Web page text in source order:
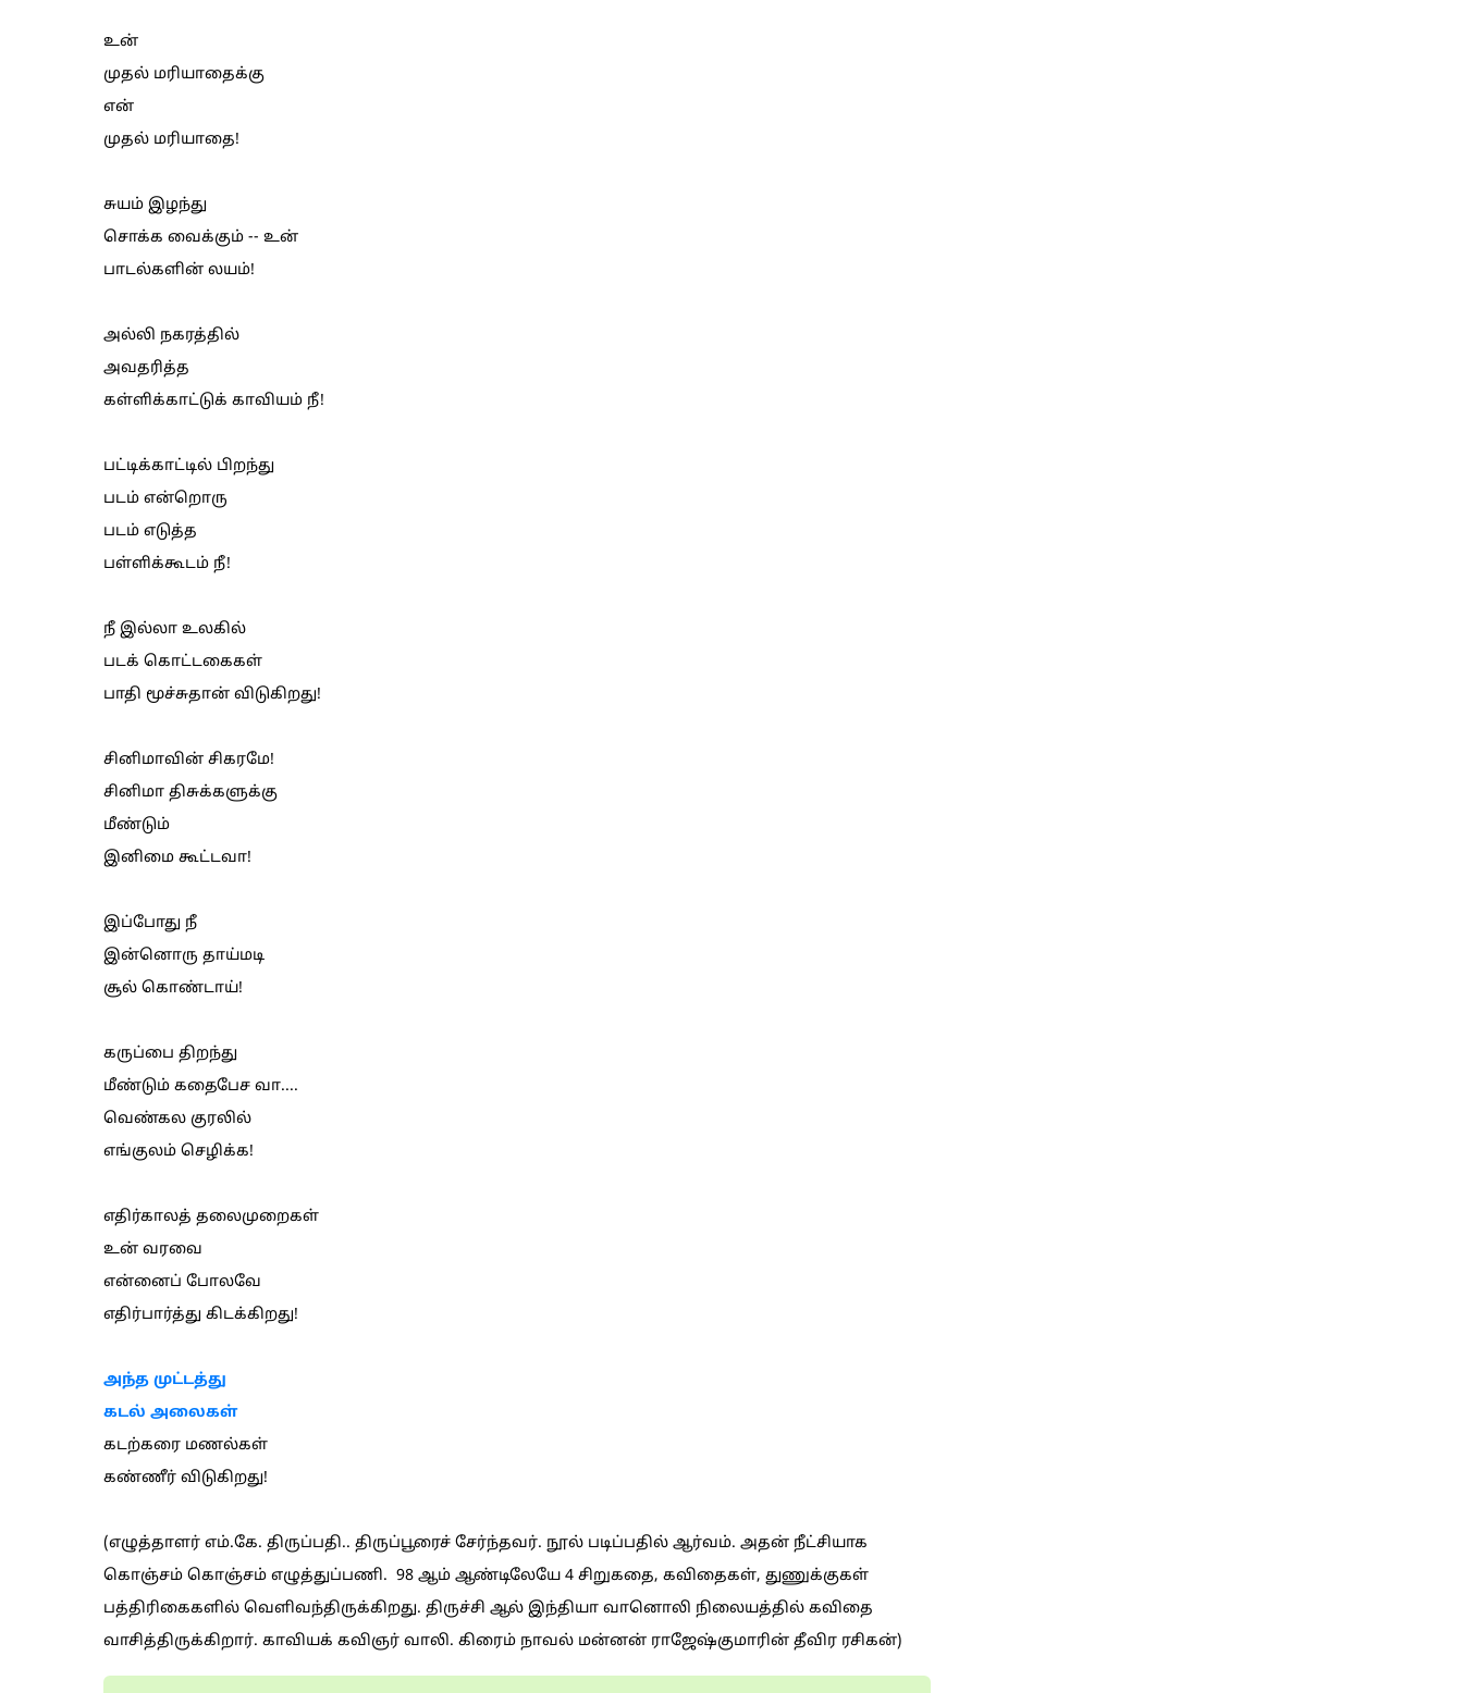
உன்
முதல் மரியாதைக்கு
என்
முதல் மரியாதை!
சுயம் இழந்து
சொக்க வைக்கும் -- உன்
பாடல்களின் லயம்!
அல்லி நகரத்தில்
அவதரித்த
கள்ளிக்காட்டுக் காவியம் நீ!
பட்டிக்காட்டில் பிறந்து
படம் என்றொரு
படம் எடுத்த
பள்ளிக்கூடம் நீ!
நீ இல்லா உலகில்
படக் கொட்டகைகள்
பாதி மூச்சுதான் விடுகிறது!
சினிமாவின் சிகரமே!
சினிமா திசுக்களுக்கு
மீண்டும்
இனிமை கூட்டவா!
இப்போது நீ
இன்னொரு தாய்மடி
சூல் கொண்டாய்!
கருப்பை திறந்து
மீண்டும் கதைபேச வா....
வெண்கல குரலில்
எங்குலம் செழிக்க!
எதிர்காலத் தலைமுறைகள்
உன் வரவை
என்னைப் போலவே
எதிர்பார்த்து கிடக்கிறது!
அந்த முட்டத்து
கடல் அலைகள்
கடற்கரை மணல்கள்
கண்ணீர் விடுகிறது!
(எழுத்தாளர் எம்.கே. திருப்பதி.. திருப்பூரைச் சேர்ந்தவர். நூல் படிப்பதில் ஆர்வம். அதன் நீட்சியாக
கொஞ்சம் கொஞ்சம் எழுத்துப்பணி. 98 ஆம் ஆண்டிலேயே 4 சிறுகதை, கவிதைகள், துணுக்குகள்
பத்திரிகைகளில் வெளிவந்திருக்கிறது. திருச்சி ஆல் இந்தியா வானொலி நிலையத்தில் கவிதை
வாசித்திருக்கிறார். காவியக் கவிஞர் வாலி. கிரைம் நாவல் மன்னன் ராஜேஷ்குமாரின் தீவிர ரசிகன்)